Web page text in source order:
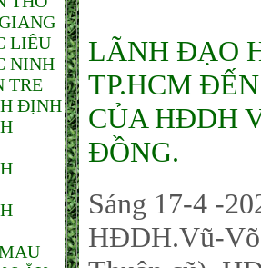
LIÊU
NINH
TRE
ĐỊNH
LÃNH ĐẠO
TP.HCM
CỦA HĐDH
ĐỒNG.
Sáng 17-4 -
HĐDH.Vũ-